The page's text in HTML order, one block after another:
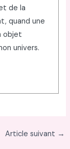
de la
quand une
objet
univers.
Article suivant →